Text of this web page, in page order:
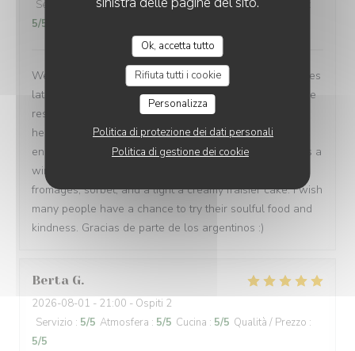
Ok, accetta tutto
Rifiuta tutti i cookie
Personalizza
Politica di protezione dei dati personali
Politica di gestione dei cookie
Servizio
Atmosfera:5/5 Cucina: 5/5 Qualità / Prezzo
5/5
We made a quick reservation and arrived only 15 minutes
later to a warm, inviting, and authentic French bistro. The
restaurant owner and all of the waiters were incredibly
helpful and kind, spoke 3 languages, and were patient
enough to let us order in broken French. Every dish was a
win: magret de canard, bœuf bourguignon, assiette de
fromages, sorbet, and a light a creamy fraisier cake. I wish
many people have a chance to try their soulful food and
kindness. Gracias de parte de los argentinos :)
Berta G
2026-08-01 - 21:00 - Ospiti 2
Servizio : 5/5 Atmosfera : 5/5 Cucina : 5/5 Qualità / Prezzo :
5/5